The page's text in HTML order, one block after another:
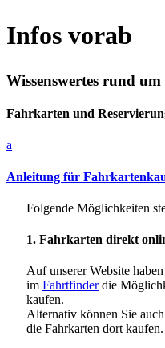
Infos vorab
Wissenswertes rund
Fahrkarten und
a
Anleitung für
Folgende Möglichkeiten
1. Fahrkarten direkt
Auf unserer Website
im Fahrtfinderdie
kaufen.
Alternativ können Sie
die Fahrkarten dort kaufen.